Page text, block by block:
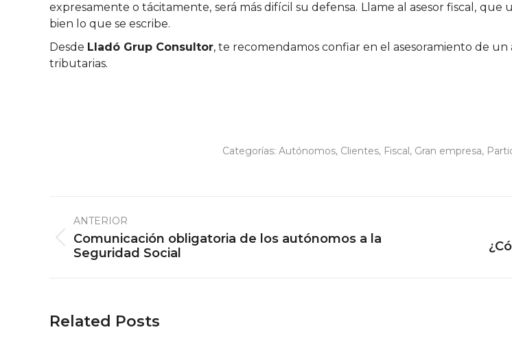
expresamente o tácitamente, será más difícil su defensa. Llame al asesor fiscal,
bien lo que se escribe.
Desde Lladó Grup Consultor, te recomendamos confiar en el asesoramiento de
tributarias.
Categorías: Autónomos, Clientes, Fiscal, Gran empresa,
entre
publicaciones
ANTERIOR
Publicación
anterior:
Comunicación obligatoria de los autónomos a la
Seguridad Social
Related Posts